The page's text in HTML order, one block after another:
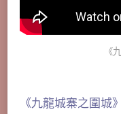
《
《九龍城寨之圍城